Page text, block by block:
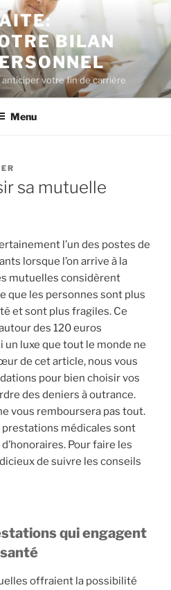
BILAN
votre fin de carrière
Menu
sa mutuelle
l’un des postes de
lorsque l’on arrive à la
mutuelles considèrent
que les personnes sont plus
et sont plus fragiles. Ce
des 120 euros
un luxe que tout le monde ne
de cet article, nous vous
pour bien choisir vos
des deniers à outrance.
vous remboursera pas tout.
médicales sont
Pour faire les
de suivre les conseils
qui engagent
offraient la possibilité